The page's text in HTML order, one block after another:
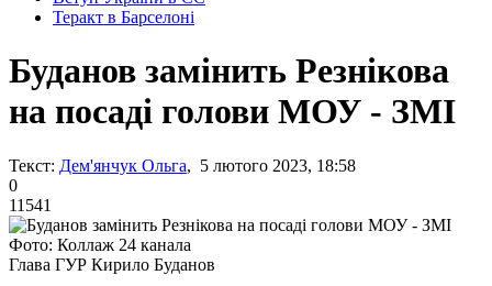
Теракт в Барселоні
Буданов замінить Резнікова
на посаді голови МОУ - ЗМІ
Текст: Дем'янчук Ольга, 5 лютого 2023, 18:58
0
11541
Фото: Коллаж 24 канала
Глава ГУР Кирило Буданов